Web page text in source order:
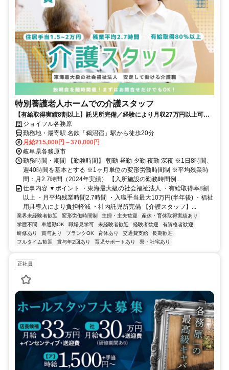
特別養護老人ホームでの介護スタッフ
【有給取得実績8割以上】託児所完備／経験により月収27万円以上可能
／東海最大級の社会福祉法人
ジョイフル各務原
勤務地・最寄駅 名鉄「鵜沼宿」駅から徒歩20分
月給215,000円～370,000円
岐阜県各務原市
勤務時間・期間 【勤務時間】 朝勤 昼勤 夕勤 夜勤 深夜 ※1日8時間、
週40時間を基本とする ※1ヶ月単位の変形労働時間制 ※平均残業時
間：月2.7時間（2024年実績） 【入所施設の勤務時間例...
仕事内容 ▼ポイント ・東海最大級の社会福祉法人 ・有給取得率8割
以上 ・月平均残業時間2.7時間 ・入職手当最大10万円(半年後) ・福祉
用具導入により負担軽減 ・社内託児所完備 【介護スタッフ】...
業界未経験者歓迎 変形労働時間制 主婦・主夫歓迎
産休・育休取得実績あり
学歴不問
車通勤OK 職場見学可 未経験者歓迎 経験者歓迎
有資格者歓迎
研修あり
賞与あり ブランクOK 育休あり 交通費支給
長期歓迎
フルタイム歓迎
賞与年2回あり 育児サポートあり 寮・社宅あり
正社員